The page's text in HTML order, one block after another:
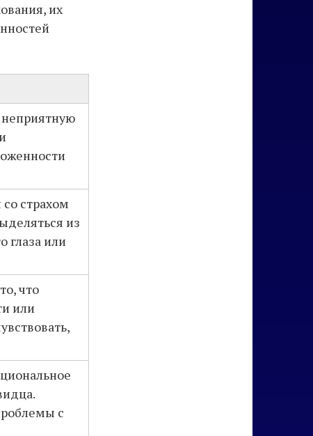
их
страхом
из
глаза или
что
или
с